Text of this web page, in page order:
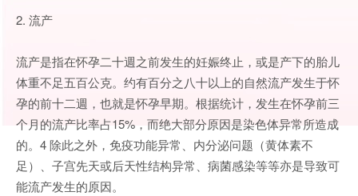
2. 流产
流产是指在怀孕二十週之前发生的妊娠终止，或是产下的胎儿
体重不足五百公克。约有百分之八十以上的自然流产发生于怀
孕的前十二週，也就是怀孕早期。根据统计，发生在怀孕前三
个月的流产比率占15%，而绝大部分原因是染色体异常所造成
的。4 除此之外，免疫功能异常、内分泌问题（黄体素不
足）、子宫先天或后天性结构异常、病菌感染等等亦是导致可
能流产发生的原因。